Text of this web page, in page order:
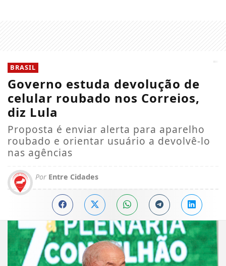
BRASIL
Governo estuda devolução de
celular roubado nos Correios,
diz Lula
Proposta é enviar alerta para aparelho
roubado e orientar usuário a devolvê-lo
nas agências
Por Entre Cidades